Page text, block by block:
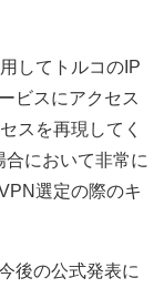
してトルコのIP
ビスにアクセス
スを再現してく
において非常に
選定の際のキ
後の公式発表に